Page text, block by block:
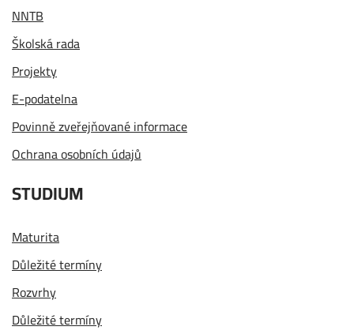
NNTB
Školská rada
Projekty
E-podatelna
Povinně zveřejňované informace
Ochrana osobních údajů
STUDIUM
Maturita
Důležité termíny
Rozvrhy
Důležité termíny